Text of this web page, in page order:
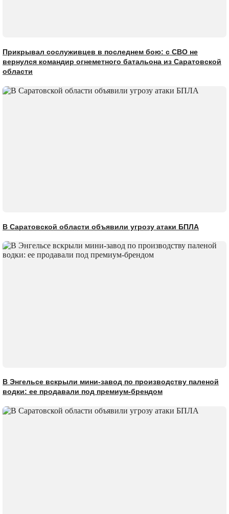
Прикрывал сослуживцев в последнем бою: с СВО не
вернулся командир огнеметного батальона из Саратовской
области
В Саратовской области объявили угрозу атаки БПЛА
В Энгельсе вскрыли мини-завод по производству паленой
водки: ее продавали под премиум-брендом